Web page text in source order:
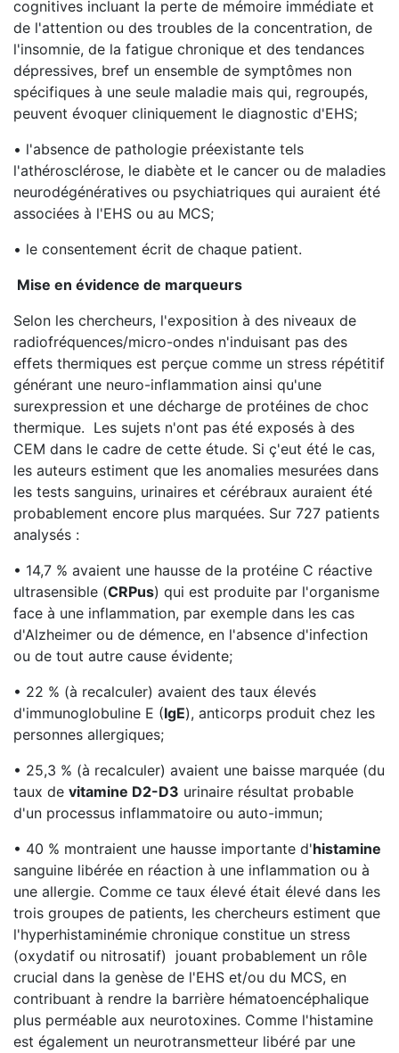
cognitives incluant la perte de mémoire immédiate et
de l'attention ou des troubles de la concentration, de
l'insomnie, de la fatigue chronique et des tendances
dépressives, bref un ensemble de symptômes non
spécifiques à une seule maladie mais qui, regroupés,
peuvent évoquer cliniquement le diagnostic d'EHS;
• l'absence de pathologie préexistante tels
l'athérosclérose, le diabète et le cancer ou de maladies
neurodégénératives ou psychiatriques qui auraient été
associées à l'EHS ou au MCS;
• le consentement écrit de chaque patient.
Mise en évidence de marqueurs
Selon les chercheurs, l'exposition à des niveaux de
radiofréquences/micro-ondes n'induisant pas des
effets thermiques est perçue comme un stress répétitif
générant une neuro-inflammation ainsi qu'une
surexpression et une décharge de protéines de choc
thermique. Les sujets n'ont pas été exposés à des
CEM dans le cadre de cette étude. Si ç'eut été le cas,
les auteurs estiment que les anomalies mesurées dans
les tests sanguins, urinaires et cérébraux auraient été
probablement encore plus marquées. Sur 727 patients
analysés :
• 14,7 % avaient une hausse de la protéine C réactive
ultrasensible (CRPus) qui est produite par l'organisme
face à une inflammation, par exemple dans les cas
d'Alzheimer ou de démence, en l'absence d'infection
ou de tout autre cause évidente;
• 22 % (à recalculer) avaient des taux élevés
d'immunoglobuline E (IgE), anticorps produit chez les
personnes allergiques;
• 25,3 % (à recalculer) avaient une baisse marquée (du
taux de vitamine D2-D3 urinaire résultat probable
d'un processus inflammatoire ou auto-immun;
• 40 % montraient une hausse importante d'histamine
sanguine libérée en réaction à une inflammation ou à
une allergie. Comme ce taux élevé était élevé dans les
trois groupes de patients, les chercheurs estiment que
l'hyperhistaminémie chronique constitue un stress
(oxydatif ou nitrosatif) jouant probablement un rôle
crucial dans la genèse de l'EHS et/ou du MCS, en
contribuant à rendre la barrière hématoencéphalique
plus perméable aux neurotoxines. Comme l'histamine
est également un neurotransmetteur libéré par une